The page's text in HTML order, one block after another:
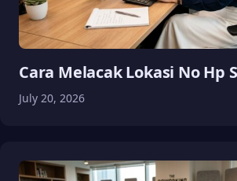
Cara Melacak Lokasi No Hp
July 20, 2026